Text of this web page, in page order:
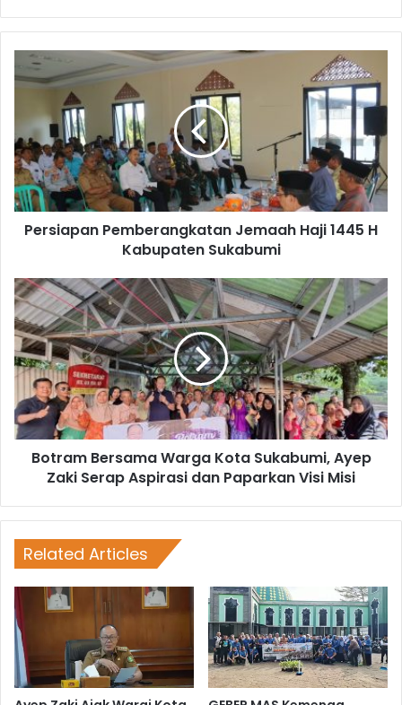
Persiapan Pemberangkatan Jemaah Haji 1445 H
Kabupaten Sukabumi
Botram Bersama Warga Kota Sukabumi, Ayep
Zaki Serap Aspirasi dan Paparkan Visi Misi
Related Articles